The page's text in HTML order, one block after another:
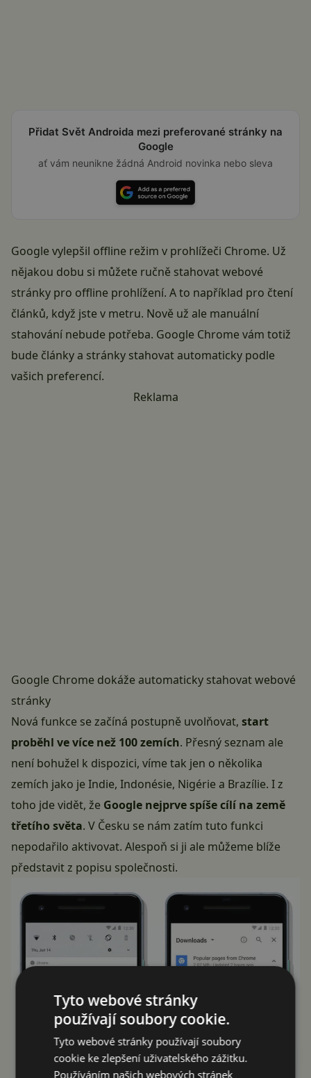
Přidat Svět Androida mezi preferované stránky na
Google
ať vám neunikne žádná Android novinka nebo sleva
Google vylepšil offline režim v prohlížeči Chrome. Už
nějakou dobu si můžete ručně stahovat webové
stránky pro offline prohlížení. A to například pro čtení
článků, když jste v metru. Nově už ale manuální
stahování nebude potřeba. Google Chrome vám totiž
bude články a stránky stahovat automaticky podle
vašich preferencí.
Reklama
Google Chrome dokáže automaticky stahovat webové
stránky
Nová funkce se začíná postupně uvolňovat, start
proběhl ve více než 100 zemích. Přesný seznam ale
není bohužel k dispozici, víme tak jen o několika
zemích jako je Indie, Indonésie, Nigérie a Brazílie. I z
toho jde vidět, že Google nejprve spíše cílí na země
třetího světa. V Česku se nám zatím tuto funkci
nepodařilo aktivovat. Alespoň si ji ale můžeme blíže
představit z popisu společnosti.
Tyto webové stránky
používají soubory cookie.
Tyto webové stránky používají soubory
cookie ke zlepšení uživatelského zážitku.
Používáním našich webových stránek